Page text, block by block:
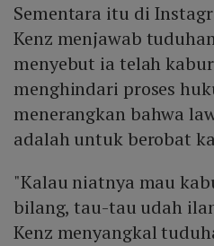
Sementara itu di
Kenz menjawab
menyebut ia telah
menghindari proses
menerangkan bahwa
adalah untuk berobat
"Kalau niatnya mau
bilang, tau-tau udah
Kenz menyangkal